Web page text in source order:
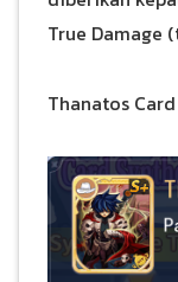
True Damage
Thanatos Card